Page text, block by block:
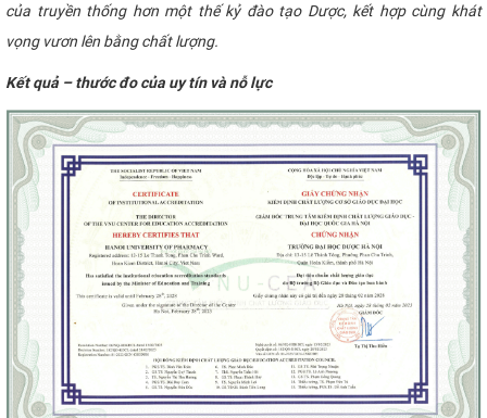
KHOA HỌC CÔNG NGHỆ
HTQT
CỰU NGƯỜI HỌC
của truyền thống hơn một thế kỷ đào tạo Dược, kết hợp cùng khát
vọng vươn lên bằng chất lượng.
Kết quả – thước đo của uy tín và nỗ lực